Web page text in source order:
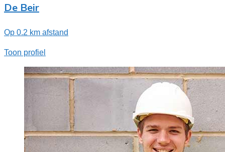
De Beir
Op 0.2 km afstand
Toon profiel